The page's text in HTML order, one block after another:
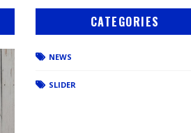
CATEGORIES
NEWS
SLIDER